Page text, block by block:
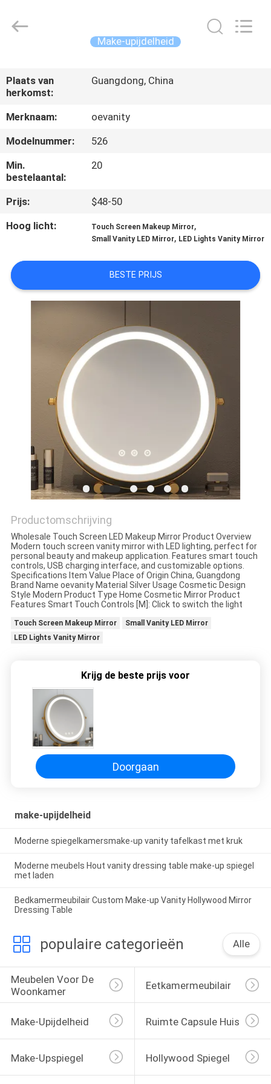
PRODUCTEN
VIDEOS
VR-
SHOW
ONS
FABRIEKSREIS
CONTACTEER
NIEUWS
GEVALLEN
VRAAG
EEN
OFFERTE
AAN
SITEMAP
PRIVACYBELEID
Furniture
Make-upijdelheid
Plaats van
herkomst:
Guangdong, China
Merknaam:
oevanity
Modelnummer:
526
Min.
bestelaantal:
20
Prijs:
$48-50
Hoog licht:
Touch Screen Makeup Mirror,
Small Vanity LED Mirror, LED Lights Vanity Mirror
BESTE PRIJS
Productomschrijving
Wholesale Touch Screen LED Makeup Mirror Product Overview
Modern touch screen vanity mirror with LED lighting, perfect for
personal beauty and makeup application. Features smart touch
controls, USB charging interface, and customizable options.
Specifications Item Value Place of Origin China, Guangdong
Brand Name oevanity Material Silver Usage Cosmetic Design
Style Modern Product Type Home Cosmetic Mirror Product
Features Smart Touch Controls [M]: Click to switch the light
Touch Screen Makeup Mirror
Small Vanity LED Mirror
LED Lights Vanity Mirror
Krijg de beste prijs voor
Doorgaan
make-upijdelheid
Moderne spiegelkamersmake-up vanity tafelkast met kruk
Moderne meubels Hout vanity dressing table make-up spiegel
met laden
Bedkamermeubilair Custom Make-up Vanity Hollywood Mirror
Dressing Table
populaire categorieën Alle
Meubelen Voor De
Woonkamer
Eetkamermeubilair
Make-Upijdelheid Ruimte Capsule Huis
Make-Upspiegel Hollywood Spiegel